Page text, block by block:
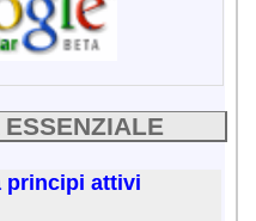
principi attivi